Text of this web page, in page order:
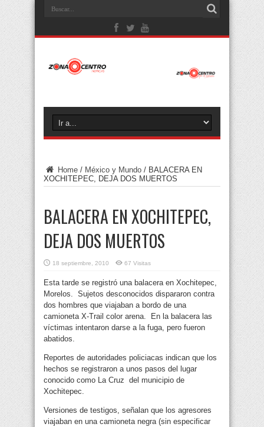
Home / México y Mundo / BALACERA EN
XOCHITEPEC, DEJA DOS MUERTOS
BALACERA EN XOCHITEPEC,
DEJA DOS MUERTOS
18 septiembre, 2010 67 Visitas
Esta tarde se registró una balacera en Xochitepec,
Morelos. Sujetos desconocidos dispararon contra
dos hombres que viajaban a bordo de una
camioneta X-Trail color arena.
En la balacera las
víctimas intentaron darse a la fuga, pero fueron
abatidos.
Reportes de autoridades policiacas indican que los
hechos se registraron a unos pasos del lugar
conocido como La Cruz del municipio de
Xochitepec.
Versiones de testigos, señalan que los agresores
viajaban en una camioneta negra (sin especificar